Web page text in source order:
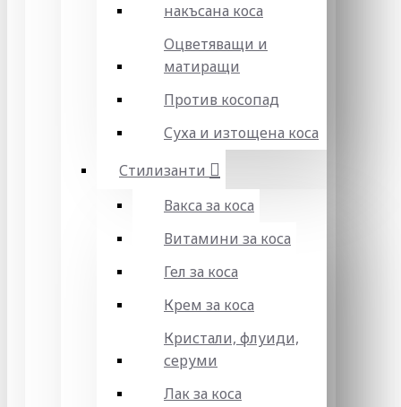
накъсана коса
Оцветяващи и
матиращи
Против косопад
Суха и изтощена коса
Стилизанти
Вакса за коса
Витамини за коса
Гел за коса
Крем за коса
Кристали, флуиди,
серуми
Лак за коса